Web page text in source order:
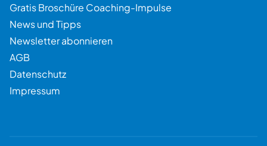
Gratis Broschüre Coaching-Impulse
News und Tipps
Newsletter abonnieren
AGB
Datenschutz
Impressum